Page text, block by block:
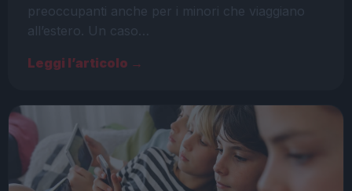
preoccupanti anche per i minori che viaggiano
all’estero. Un caso…
Leggi l’articolo →